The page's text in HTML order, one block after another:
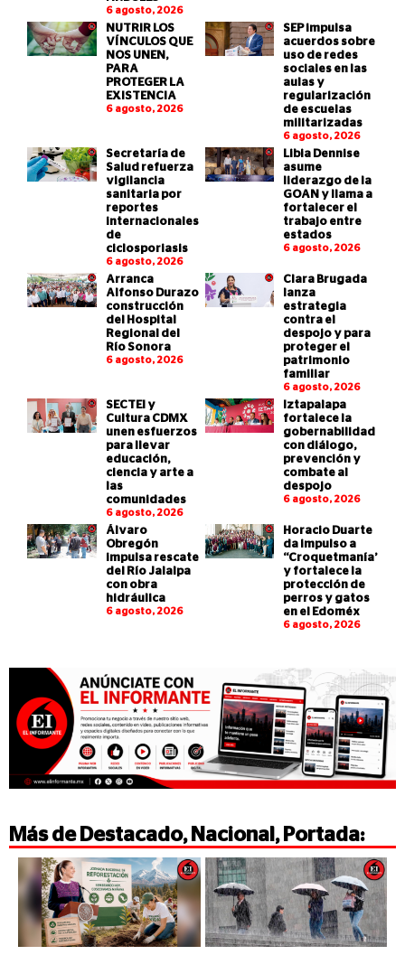
6 agosto, 2026
NUTRIR LOS
VÍNCULOS QUE
NOS UNEN,
PARA
PROTEGER LA
EXISTENCIA
6 agosto, 2026
SEP impulsa
acuerdos sobre
uso de redes
sociales en las
aulas y
regularización
de escuelas
militarizadas
6 agosto, 2026
Secretaría de
Salud refuerza
vigilancia
sanitaria por
reportes
internacionales
de
ciclosporiasis
6 agosto, 2026
Libia Dennise
asume
liderazgo de la
GOAN y llama a
fortalecer el
trabajo entre
estados
6 agosto, 2026
Arranca
Alfonso Durazo
construcción
del Hospital
Regional del
Río Sonora
6 agosto, 2026
Clara Brugada
lanza
estrategia
contra el
despojo y para
proteger el
patrimonio
familiar
6 agosto, 2026
SECTEI y
Cultura CDMX
unen esfuerzos
para llevar
educación,
ciencia y arte a
las
comunidades
6 agosto, 2026
Iztapalapa
fortalece la
gobernabilidad
con diálogo,
prevención y
combate al
despojo
6 agosto, 2026
Álvaro
Obregón
impulsa rescate
del Río Jalalpa
con obra
hidráulica
6 agosto, 2026
Horacio Duarte
da impulso a
“Croquetmanía”
y fortalece la
protección de
perros y gatos
en el Edoméx
6 agosto, 2026
Más de Destacado, Nacional , Portada: